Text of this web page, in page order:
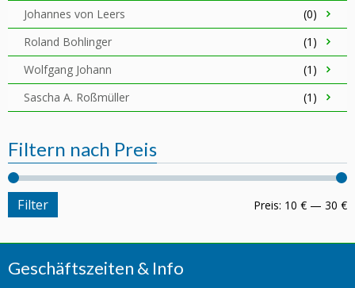
Johannes von Leers
(0)
Roland Bohlinger
(1)
Wolfgang Johann
(1)
Sascha A. Roßmüller
(1)
Filtern nach Preis
Filter Preis: 10 € — 30 €
Geschäftszeiten & Info